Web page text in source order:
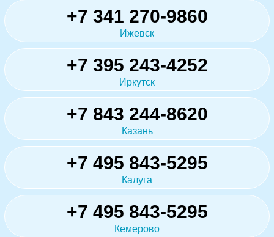
+7 341 270-9860
Ижевск
+7 395 243-4252
Иркутск
+7 843 244-8620
Казань
+7 495 843-5295
Калуга
+7 495 843-5295
Кемерово